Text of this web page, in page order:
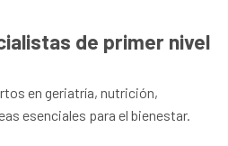
de primer nivel
en geriatría, nutrición,
esenciales para el bienestar.